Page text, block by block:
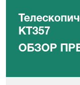
KT357
ОБЗОР